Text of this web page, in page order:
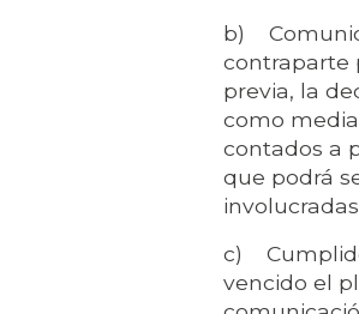
b)
contraparte
previa, la
como
contados a
que podrá
c)
vencido el